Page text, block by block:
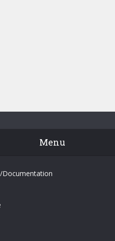
Menu
Documentation